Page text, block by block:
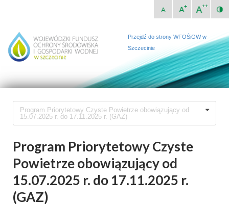
Przejdź do strony WFOŚiGW w
Szczecinie
Program Priorytetowy Czyste Powietrze obowiązujący od
15.07.2025 r. do 17.11.2025 r. (GAZ)
Program Priorytetowy Czyste
Powietrze obowiązujący od
15.07.2025 r. do 17.11.2025 r.
(GAZ)